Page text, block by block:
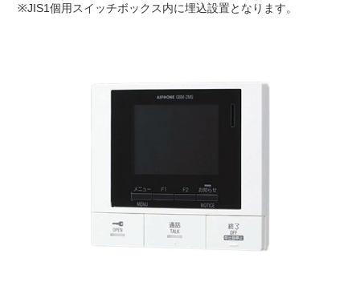
※JIS1個用スイッチボックス内に埋込設置となります。